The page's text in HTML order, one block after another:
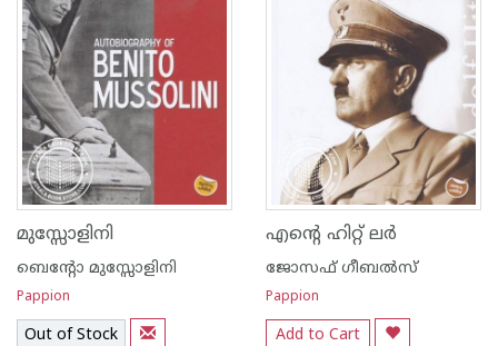
മുസ്സോളിനി
ബെന്റോ മുസ്സോളിനി
Pappion
Out of Stock
എന്റെ ഹിറ്റ് ലര്‍
ജോസഫ് ഗീബല്‍സ്
Pappion
Add to Cart